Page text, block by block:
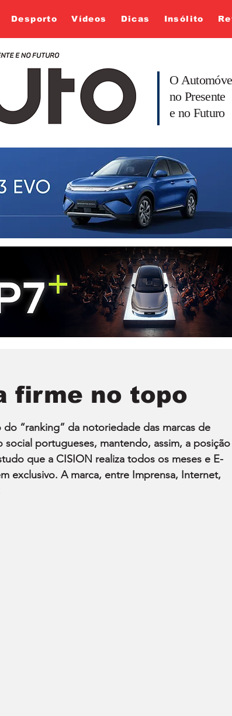
Desporto Vídeos Dicas Insólito
O
no Presente
e no Futuro
firme no topo
“ranking” da notoriedade das marcas de
social portugueses, mantendo, assim, a
que a CISION realiza todos os meses e E-
exclusivo. A marca, entre Imprensa, Internet,